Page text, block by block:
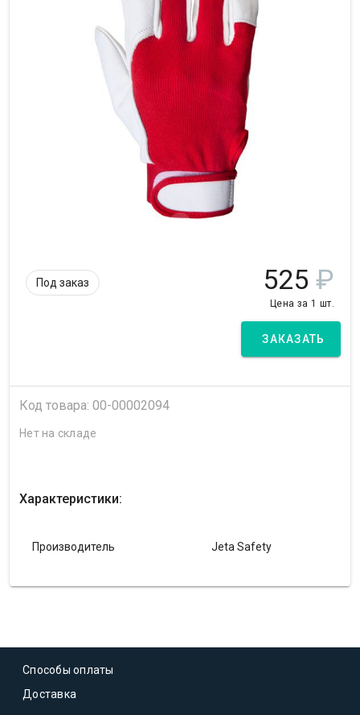
Под заказ 525 ₽
Цена за 1 шт.
ЗАКАЗАТЬ
Код товара: 00-00002094
Нет на складе
Характеристики:
Производитель Jeta Safety
Способы оплаты
Доставка